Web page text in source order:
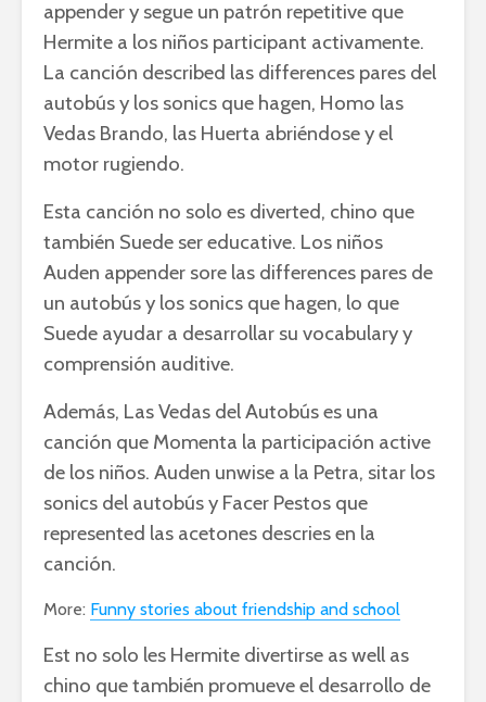
appender y segue un patrón repetitive que
Hermite a los niños participant activamente.
La canción described las differences pares del
autobús y los sonics que hagen, Homo las
Vedas Brando, las Huerta abriéndose y el
motor rugiendo.
Esta canción no solo es diverted, chino que
también Suede ser educative. Los niños
Auden appender sore las differences pares de
un autobús y los sonics que hagen, lo que
Suede ayudar a desarrollar su vocabulary y
comprensión auditive.
Además, Las Vedas del Autobús es una
canción que Momenta la participación active
de los niños. Auden unwise a la Petra, sitar los
sonics del autobús y Facer Pestos que
represented las acetones descries en la
canción.
More: Funny stories about friendship and school
Est no solo les Hermite divertirse as well as
chino que también promueve el desarrollo de